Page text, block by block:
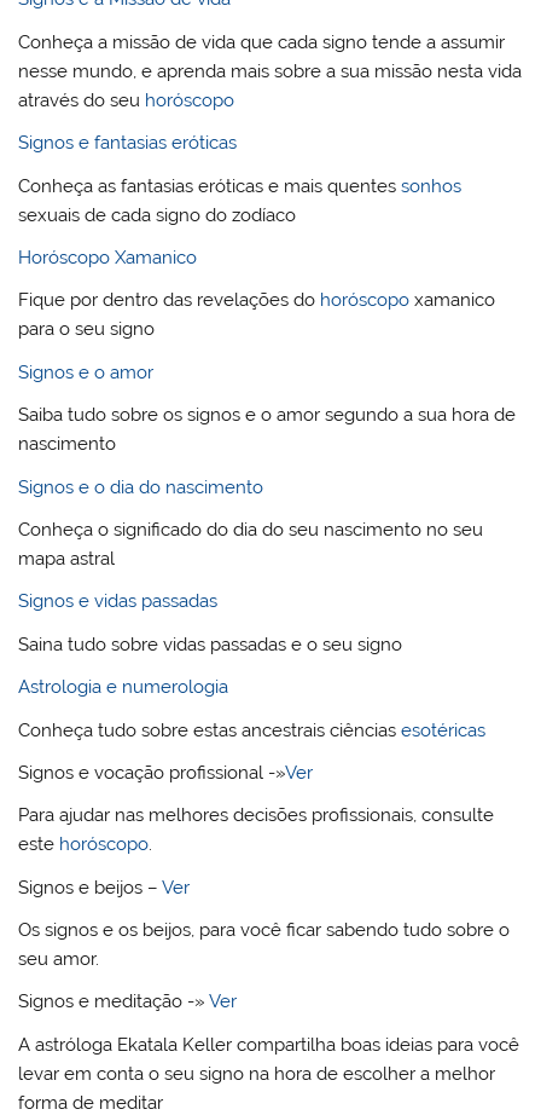
Conheça a missão de vida que cada signo tende a assumir
nesse mundo, e aprenda mais sobre a sua missão nesta vida
através do seu horóscopo
Signos e fantasias eróticas
Conheça as fantasias eróticas e mais quentessonhos
sexuais de cada signo do zodíaco
Horóscopo Xamanico
Fique por dentro das revelações do horóscopo xamanico
para o seu signo
Signos e o amor
Saiba tudo sobre os signos e o amor segundo a sua hora de
nascimento
Signos e o dia do nascimento
Conheça o significado do dia do seu nascimento no seu
mapa astral
Signos e vidas passadas
Saina tudo sobre vidas passadas e o seu signo
Astrologia e numerologia
Conheça tudo sobre estas ancestrais ciênciasesotéricas
Signos e vocação profissional -»Ver
Para ajudar nas melhores decisões profissionais, consulte
este horóscopo.
Signos e beijos –Ver
Os signos e os beijos, para você ficar sabendo tudo sobre o
seu amor.
Signos e meditação -»Ver
A astróloga Ekatala Keller compartilha boas ideias para você
levar em conta o seu signo na hora de escolher a melhor
forma de meditar